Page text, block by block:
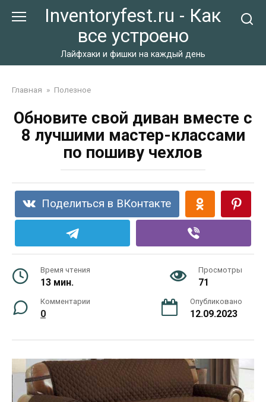
Inventoryfest.ru - Как
все устроено
Лайфхаки и фишки на каждый день
Главная » Полезное
Обновите свой диван вместе с
8 лучшими мастер-классами
по пошиву чехлов
Поделиться в ВКонтакте
Время чтения
13 мин.
Просмотры
71
Комментарии
0
Опубликовано
12.09.2023